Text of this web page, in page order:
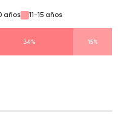
años 11-15 años
34% 15%